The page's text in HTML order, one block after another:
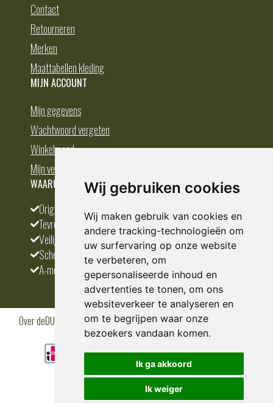
Wij gebruiken cookies
Wij maken gebruik van cookies en
andere tracking-technologieën om
uw surfervaring op onze website
te verbeteren, om
gepersonaliseerde inhoud en
advertenties te tonen, om ons
websiteverkeer te analyseren en
om te begrijpen waar onze
bezoekers vandaan komen.
Ik ga akkoord
Ik weiger
Contact
Retourneren
Merken
Maattabellen kleding
MIJN ACCOUNT
Mijn gegevens
Wachtwoord vergeten
Winkelmand
Mijn verlanglijst
WAAROM BESTELLEN BIJ DEDUMP.NL
Origineel en divers
Tevreden klanten
Veilig betalen
Scherpste prijs
A-merken
Over deDUMP.nl Algemene voorwaardenPrivacy PolicyKlantenservice
CookiesBlogs